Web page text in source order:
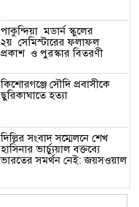
পাকুন্দিয়া মডার্ন স্কুলের
২য় সেমিস্টারের ফলাফল
প্রকাশ ও পুরস্কার বিতরণী
কিশোরগঞ্জে সৌদি প্রবাসীকে
ছুরিকাঘাতে হত্যা
দিল্লির সংবাদ সম্মেলনে শেখ
হাসিনার ভার্চ্যুয়াল বক্তব্যে
ভারতের সমর্থন নেই: জয়সওয়াল